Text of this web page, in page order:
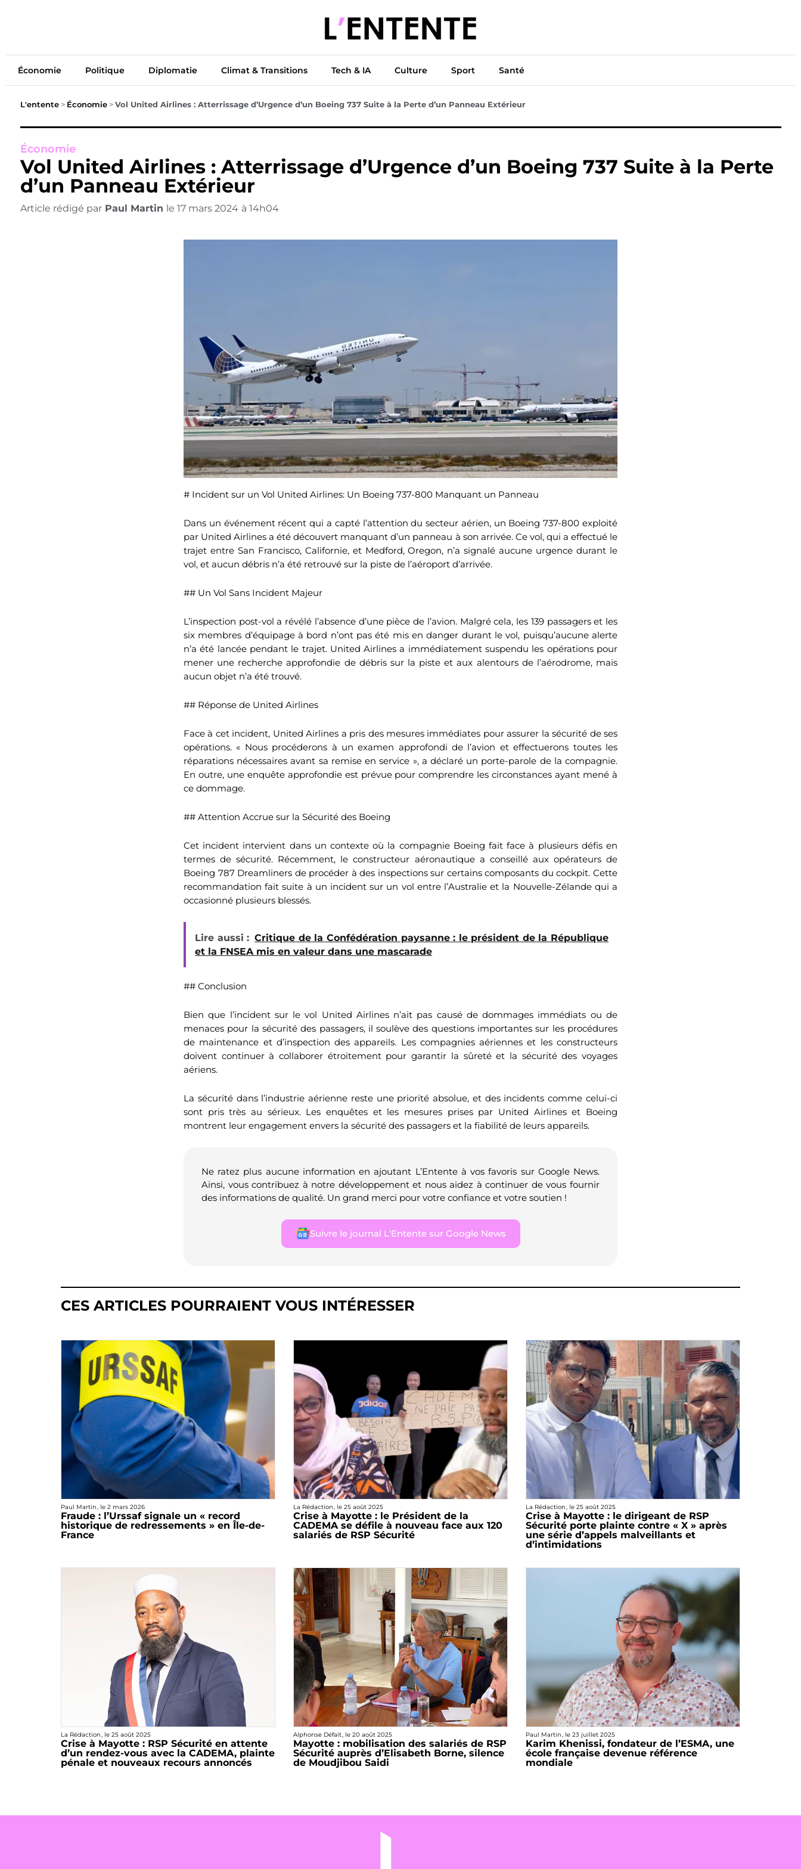
Diplomatie Climat & Transitions Tech & IA
Économie Politique Diplomatie Climat & Transitions Tech & IA Culture Sport Santé
L'entente> Économie> Vol United Airlines : Atterrissage d’Urgence d’un Boeing 737 Suite à la Perte d’un Panneau Extérieur
Économie
Vol United Airlines : Atterrissage d’Urgence d’un Boeing 737 Suite à la Perte
d’un Panneau Extérieur
Article rédigé par Paul Martin le 17 mars 2024 à 14h04
# Incident sur un Vol United Airlines: Un Boeing 737-800 Manquant un Panneau
Dans un événement récent qui a capté l’attention du secteur aérien, un Boeing 737-800 exploité
par United Airlines a été découvert manquant d’un panneau à son arrivée. Ce vol, qui a effectué le
trajet entre San Francisco, Californie, et Medford, Oregon, n’a signalé aucune urgence durant le
vol, et aucun débris n’a été retrouvé sur la piste de l’aéroport d’arrivée.
## Un Vol Sans Incident Majeur
L’inspection post-vol a révélé l’absence d’une pièce de l’avion. Malgré cela, les 139 passagers et les
six membres d’équipage à bord n’ont pas été mis en danger durant le vol, puisqu’aucune alerte
n’a été lancée pendant le trajet. United Airlines a immédiatement suspendu les opérations pour
mener une recherche approfondie de débris sur la piste et aux alentours de l’aérodrome, mais
aucun objet n’a été trouvé.
## Réponse de United Airlines
Face à cet incident, United Airlines a pris des mesures immédiates pour assurer la sécurité de ses
opérations. « Nous procéderons à un examen approfondi de l’avion et effectuerons toutes les
réparations nécessaires avant sa remise en service », a déclaré un porte-parole de la compagnie.
En outre, une enquête approfondie est prévue pour comprendre les circonstances ayant mené à
ce dommage.
## Attention Accrue sur la Sécurité des Boeing
Cet incident intervient dans un contexte où la compagnie Boeing fait face à plusieurs défis en
termes de sécurité. Récemment, le constructeur aéronautique a conseillé aux opérateurs de
Boeing 787 Dreamliners de procéder à des inspections sur certains composants du cockpit. Cette
recommandation fait suite à un incident sur un vol entre l’Australie et la Nouvelle-Zélande qui a
occasionné plusieurs blessés.
Lire aussi : Critique de la Confédération paysanne : le président de la République
et la FNSEA mis en valeur dans une mascarade
## Conclusion
Bien que l’incident sur le vol United Airlines n’ait pas causé de dommages immédiats ou de
menaces pour la sécurité des passagers, il soulève des questions importantes sur les procédures
de maintenance et d’inspection des appareils. Les compagnies aériennes et les constructeurs
doivent continuer à collaborer étroitement pour garantir la sûreté et la sécurité des voyages
aériens.
La sécurité dans l’industrie aérienne reste une priorité absolue, et des incidents comme celui-ci
sont pris très au sérieux. Les enquêtes et les mesures prises par United Airlines et Boeing
montrent leur engagement envers la sécurité des passagers et la fiabilité de leurs appareils.
Ne ratez plus aucune information en ajoutant L’Entente à vos favoris sur Google News.
Ainsi, vous contribuez à notre développement et nous aidez à continuer de vous fournir
des informations de qualité. Un grand merci pour votre confiance et votre soutien !
Suivre le journal L'Entente sur Google News
CES ARTICLES POURRAIENT VOUS INTÉRESSER
Paul Martin, le 2 mars 2026
Fraude : l’Urssaf signale un « record
historique de redressements » en Île-de-
France
La Rédaction, le 25 août 2025
Crise à Mayotte : le Président de la
CADEMA se défile à nouveau face aux 120
salariés de RSP Sécurité
La Rédaction, le 25 août 2025
Crise à Mayotte : le dirigeant de RSP
Sécurité porte plainte contre « X » après
une série d’appels malveillants et
d’intimidations
La Rédaction, le 25 août 2025
Crise à Mayotte : RSP Sécurité en attente
d’un rendez-vous avec la CADEMA, plainte
pénale et nouveaux recours annoncés
Alphonse Défait, le 20 août 2025
Mayotte : mobilisation des salariés de RSP
Sécurité auprès d’Elisabeth Borne, silence
de Moudjibou Saidi
Paul Martin, le 23 juillet 2025
Karim Khenissi, fondateur de l’ESMA, une
école française devenue référence
mondiale